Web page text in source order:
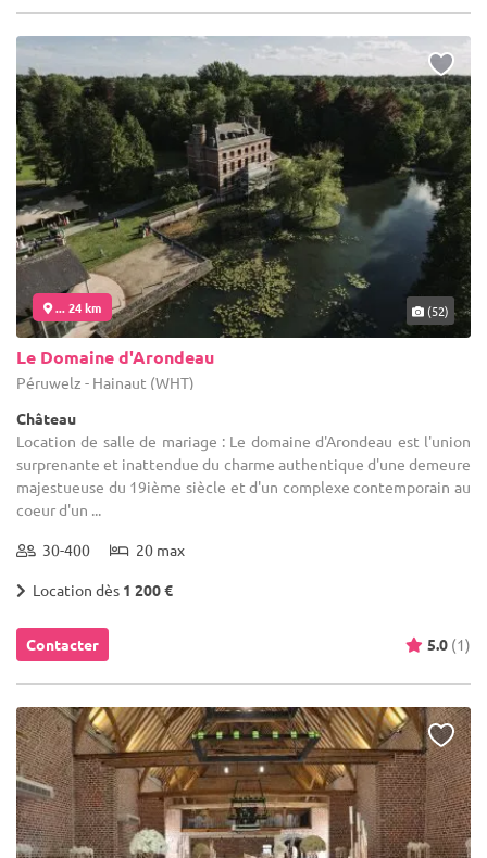
... 24 km (52)
Le Domaine d'Arondeau
Péruwelz - Hainaut (WHT)
Château
Location de salle de mariage : Le domaine d'Arondeau est l'union
surprenante et inattendue du charme authentique d'une demeure
majestueuse du 19ième siècle et d'un complexe contemporain au
coeur d'un ...
30-400 20 max
Location dès 1 200 €
Contacter 5.0 (1)